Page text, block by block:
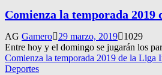
Comienza la temporada
AG Gamero 29 marzo, 2019
1029
Entre hoy y el domingo se jugarán los
Comienza la temporada 2019 de la
Deportes